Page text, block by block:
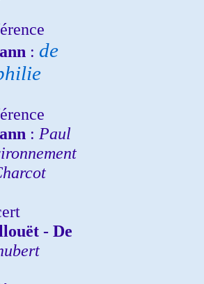
: de
: Paul
- De